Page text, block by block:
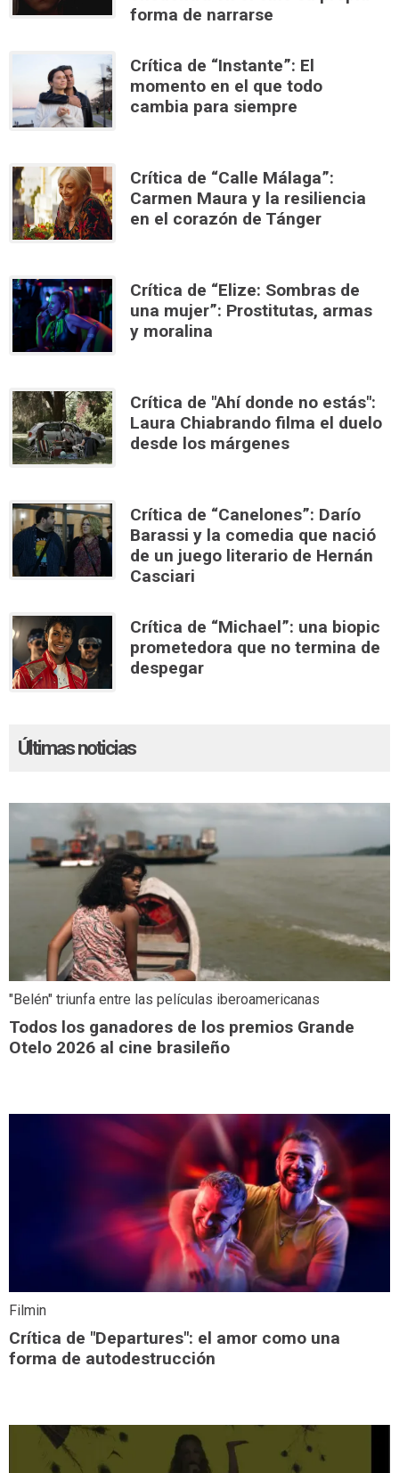
forma de narrarse
Crítica de “Instante”: El
momento en el que todo
cambia para siempre
Crítica de “Calle Málaga”:
Carmen Maura y la resiliencia
en el corazón de Tánger
Crítica de “Elize: Sombras de
una mujer”: Prostitutas, armas
y moralina
Crítica de "Ahí donde no estás":
Laura Chiabrando filma el duelo
desde los márgenes
Crítica de “Canelones”: Darío
Barassi y la comedia que nació
de un juego literario de Hernán
Casciari
Crítica de “Michael”: una biopic
prometedora que no termina de
despegar
Últimas noticias
"Belén" triunfa entre las películas iberoamericanas
Todos los ganadores de los premios Grande
Otelo 2026 al cine brasileño
Filmin
Crítica de "Departures": el amor como una
forma de autodestrucción